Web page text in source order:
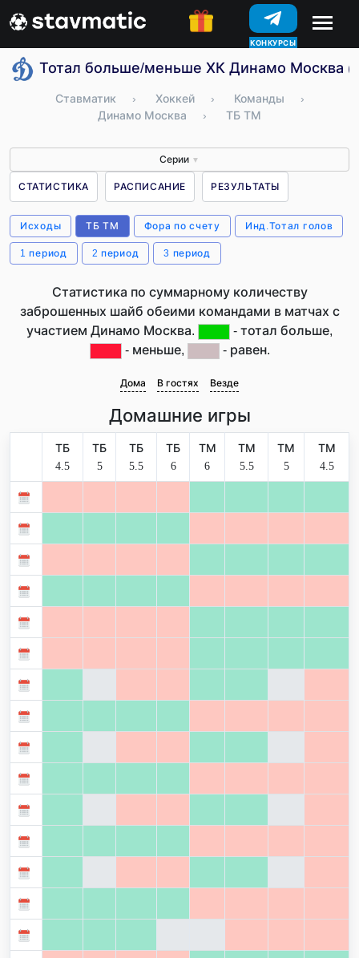
КОНКУРСЫ
Тотал больше/меньше ХК Динамо Москва
Ставматик › Хоккей › Команды
›
Динамо Москва
› ТБ ТМ
Серии ▼
СТАТИСТИКА РАСПИСАНИЕ РЕЗУЛЬТАТЫ
Исходы ТБ ТМ Фора по счету Инд.Тотал голов
1 период 2 период 3 период
Статистика по суммарному количеству
заброшенных шайб обеими командами в матчах с
участием Динамо Москва.
- тотал больше,
- меньше,
- равен.
Дома В гостях Везде
Домашние игры
ТБ
4.5
ТБ
5
ТБ
5.5
ТБ
6
ТМ
6
ТМ
5.5
ТМ
5
ТМ
4.5